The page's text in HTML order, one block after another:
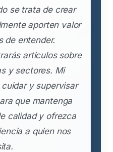
se trata de crear
aporten valor
de entender.
artículos sobre
y sectores. Mi
y supervisar
que mantenga
calidad y ofrezca
a quien nos